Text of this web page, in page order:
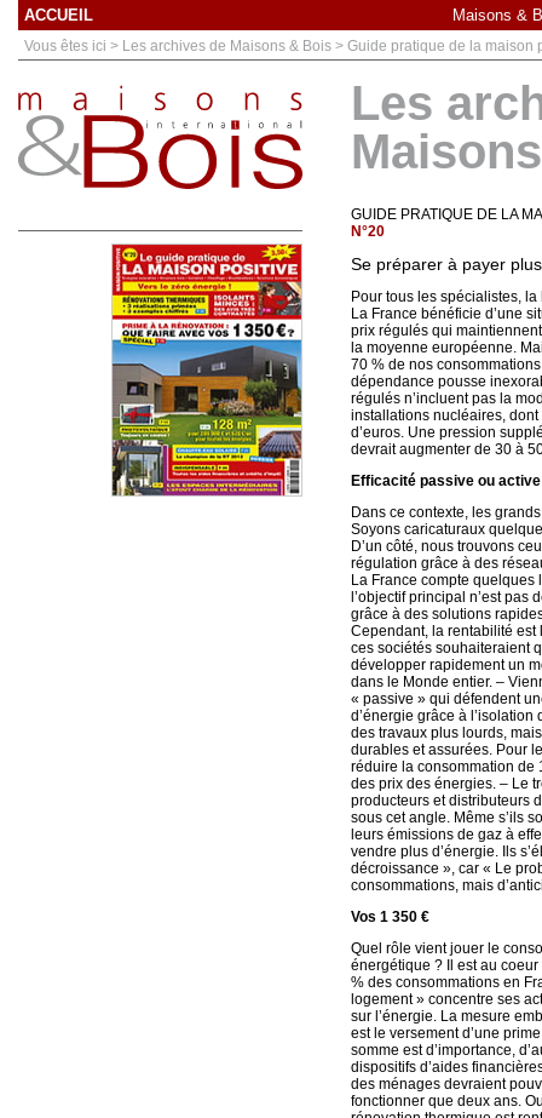
ACCUEIL Maisons &
Vous êtes ici > Les archives de Maisons & Bois > Guide pratique de la maison
Les
GUIDE PRATIQUE DE LA
N°20
Se préparer à payer
Pour tous les spécialistes,
La France bénéficie d’une
prix régulés qui
la moyenne européenne.
70 % de nos
dépendance pousse
régulés n’incluent pas la
installations nucléaires,
d’euros. Une pression
devrait augmenter de 30 à
Efficacité passive ou
Dans ce contexte, les
Soyons caricaturaux
D’un côté, nous trouvons
régulation grâce à des
La France compte
l’objectif principal n’est pas
grâce à des solutions
Cependant, la rentabilité est
ces sociétés souhaiteraient
développer rapidement un
dans le Monde entier. –
« passive » qui défendent
d’énergie grâce à
des travaux plus lourds,
durables et assurées. Pour
réduire la consommation de
des prix des énergies. – Le
producteurs et distributeurs
sous cet angle. Même s’ils
leurs émissions de gaz à
vendre plus d’énergie. Ils
décroissance », car « Le
consommations, mais
Vos 1 350 €
Quel rôle vient jouer le
énergétique ? Il est au
% des consommations en
logement » concentre ses
sur l’énergie. La mesure
est le versement d’une
somme est d’importance,
dispositifs d’aides
des ménages devraient
fonctionner que deux ans.